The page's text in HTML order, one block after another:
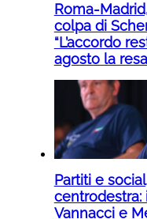
Roma-
colpa di
“L’accordo
agosto la
Partiti e
centrodestra:
Vannacci e